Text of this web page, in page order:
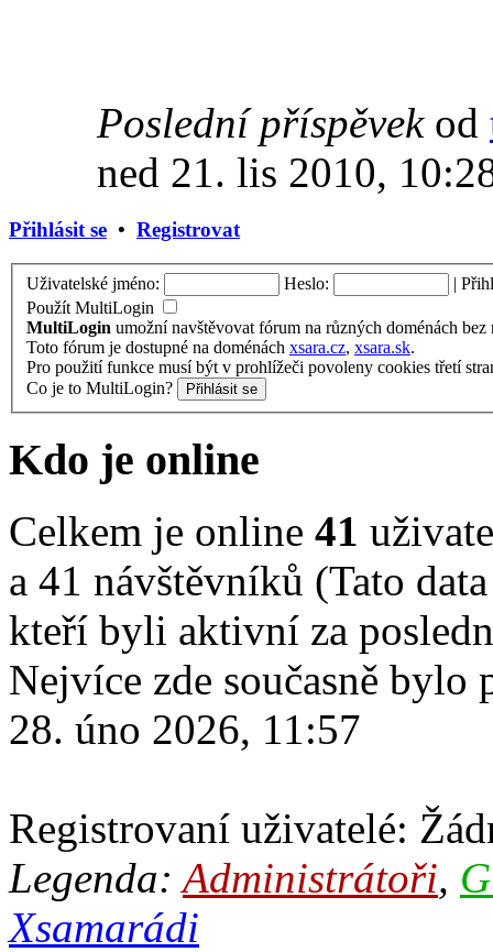
Poslední příspěvekod
ned 21. lis 2010,
Přihlásit se • Registrovat
Uživatelské jméno: Heslo: |
Použít MultiLogin
MultiLogin umožní navštěvovat fórum na různých doménách
Toto fórum je dostupné na doménách xsara.cz, xsara.sk.
Pro použití funkce musí být v prohlížeči povoleny cookies třetí
Co je to MultiLogin?
Kdo je online
Celkem je online 41
a 41 návštěvníků (Tato
kteří byli aktivní za
Nejvíce zde současně
28. úno 2026, 11:57
Registrovaní uživatelé:
Legenda:Administrátoři,
Xsamarádi